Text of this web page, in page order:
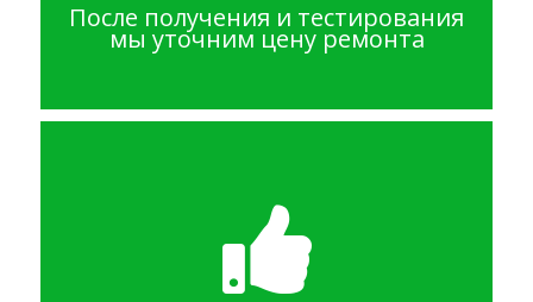
После получения и тестирования
мы уточним цену ремонта